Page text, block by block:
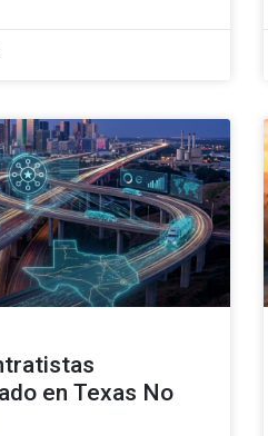
en Texas No